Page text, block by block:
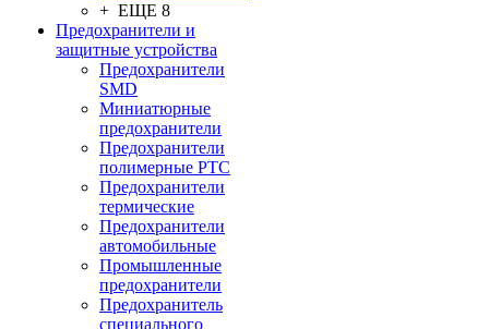
+ ЕЩЕ 8
Предохранители и
защитные устройства
Предохранители
SMD
Миниатюрные
предохранители
Предохранители
полимерные PTC
Предохранители
термические
Предохранители
автомобильные
Промышленные
предохранители
Предохранитель
специального